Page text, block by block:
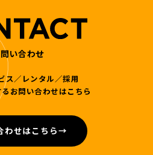
い合わせ
ス／レンタル／採用
お問い合わせはこちら
わせはこちら→